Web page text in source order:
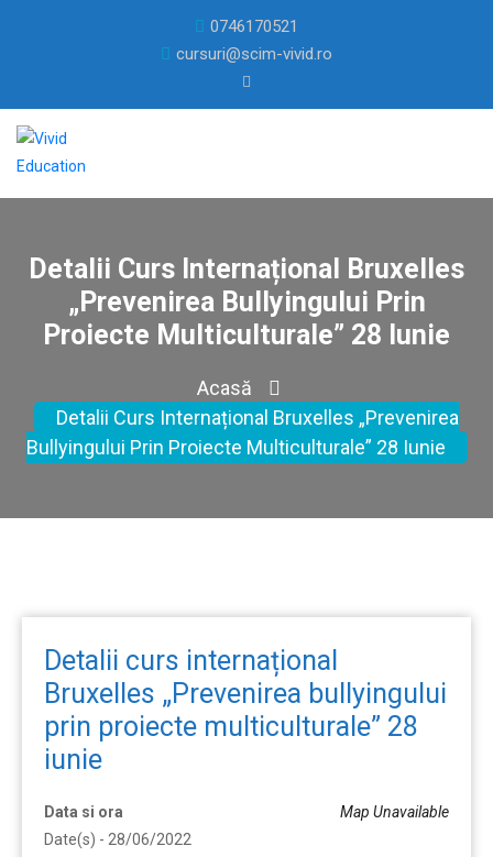
0746170521
cursuri@scim-vivid.ro
Detalii Curs Internațional Bruxelles
„Prevenirea Bullyingului Prin
Proiecte Multiculturale” 28 Iunie
Acasă
Detalii Curs Internațional Bruxelles „Prevenirea
Bullyingului Prin Proiecte Multiculturale” 28 Iunie
Detalii curs internațional
Bruxelles „Prevenirea bullyingului
prin proiecte multiculturale” 28
iunie
Map Unavailable
Data si ora
Date(s) - 28/06/2022